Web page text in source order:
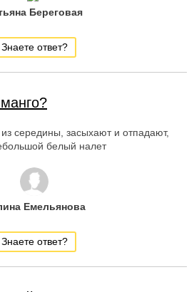
Береговая
Знаете ответ?
середины, засыхают и отпадают,
белый налет
Емельянова
Знаете ответ?